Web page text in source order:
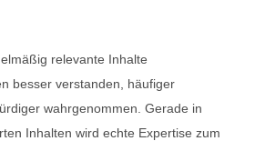
relevante Inhalte
besser verstanden, häufiger
wahrgenommen. Gerade in
Inhalten wird echte Expertise zum